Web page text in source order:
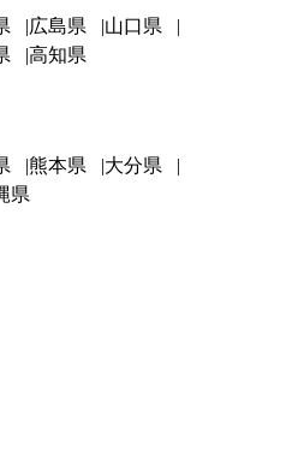
広島県
山口県
高知県
熊本県
大分県
県